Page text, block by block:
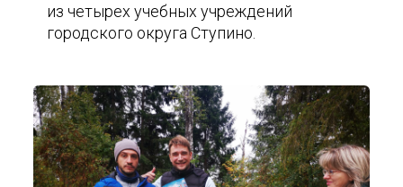
из четырех учебных учреждений
городского округа Ступино.